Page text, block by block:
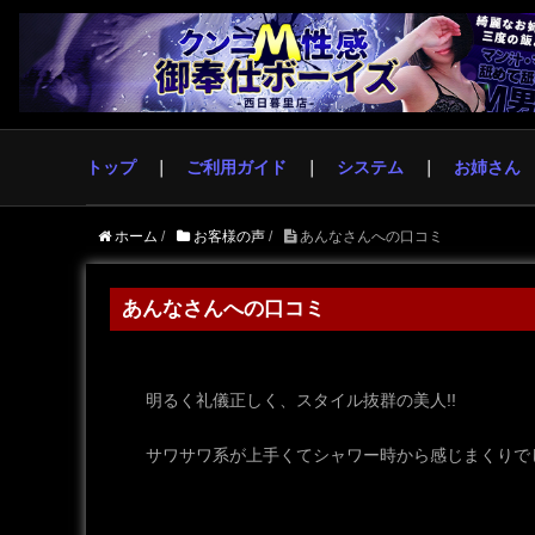
トップ ご利用ガイド システム お姉さん
ホーム / お客様の声 / あんなさんへの口コミ
あんなさんへの口コミ
明るく礼儀正しく、スタイル抜群の美人!!
サワサワ系が上手くてシャワー時から感じまくりで